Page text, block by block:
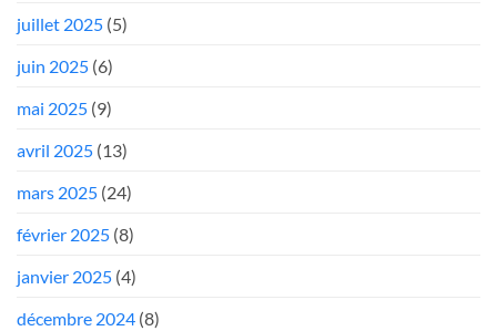
juillet 2025 (5)
juin 2025 (6)
mai 2025 (9)
avril 2025 (13)
mars 2025 (24)
février 2025 (8)
janvier 2025 (4)
décembre 2024 (8)